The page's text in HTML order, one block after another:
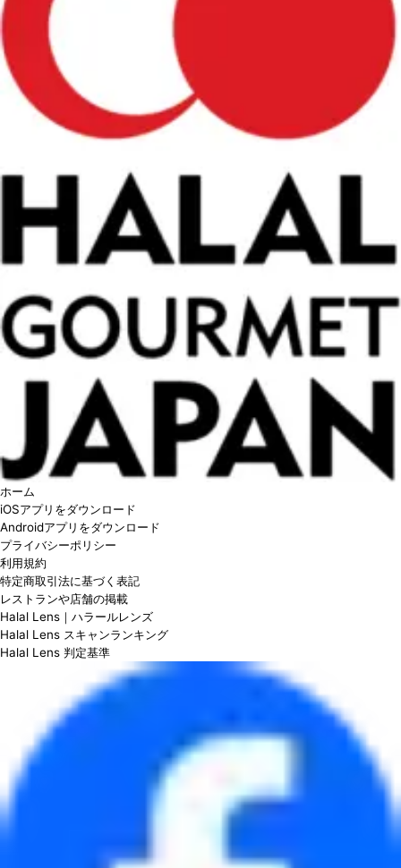
ホーム
iOSアプリをダウンロード
Androidアプリをダウンロード
プライバシーポリシー
利用規約
特定商取引法に基づく表記
レストランや店舗の掲載
Halal Lens｜ハラールレンズ
Halal Lens スキャンランキング
Halal Lens 判定基準